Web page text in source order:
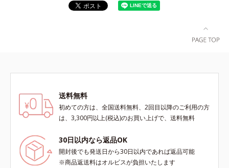
送料無料
初めての方は、全国送料無料、2回目以降のご利用の方
は、3,300円以上(税込)のお買い上げで、送料無料
30日以内なら返品OK
開封後でも発送日から30日以内であれば返品可能
※商品返送料はオルビスが負担いたします